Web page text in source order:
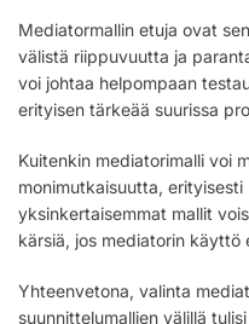
Mediatormallin etuja ovat
välistä riippuvuutta ja
voi johtaa helpompaan
erityisen tärkeää suurissa
Kuitenkin mediatorimalli voi
monimutkaisuutta,
yksinkertaisemmat mallit
kärsiä, jos mediatorin käyttö
Yhteenvetona, valinta
suunnittelumallien välillä